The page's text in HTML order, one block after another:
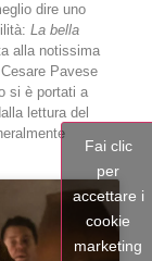
dire uno
La bella
alla notissima
Pavese
si è portati a
lettura del
Fai clic
per
accettare i
cookie
marketing